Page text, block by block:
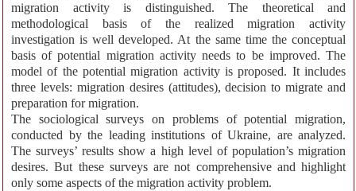
migration activity is distinguished. The theoretical and
methodological basis of the realized migration activity
investigation is well developed. At the same time the conceptual
basis of potential migration activity needs to be improved. The
model of the potential migration activity is proposed. It includes
three levels: migration desires (attitudes), decision to migrate and
preparation for migration.
The sociological surveys on problems of potential migration,
conducted by the leading institutions of Ukraine, are analyzed.
The surveys’ results show a high level of population’s migration
desires. But these surveys are not comprehensive and highlight
only some aspects of the migration activity problem.